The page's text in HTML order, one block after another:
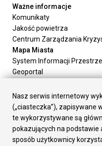
Ważne informacje
Komunikaty
Jakość powietrza
Centrum Zarządzania
Mapa Miasta
System Informacji
Geoportal
Załatw sprawę
Prezydent Miasta
Rada Miasta
Wydziały
Elektroniczna Skrzynka
Nasz serwis internetowy
(„ciasteczka”), zapisywane
te wykorzystywane są
pokazujących na podstawie
sposób użytkownicy